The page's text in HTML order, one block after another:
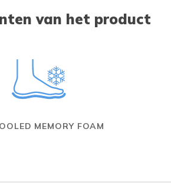
van het product
MEMORY FOAM